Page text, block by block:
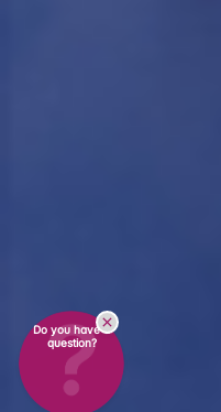
Do you have a
question?